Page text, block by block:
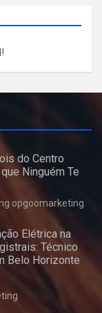
do Centro
Ninguém Te
opgoomarketing
Elétrica na
Técnico
Belo Horizonte